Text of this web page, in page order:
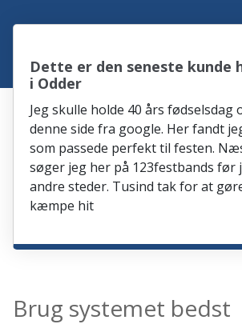
Dette er den seneste kunde
i Odder
Jeg skulle holde 40 års fødselsdag
denne side fra google. Her fandt
som passede perfekt til festen.
søger jeg her på 123festbands før
andre steder. Tusind tak for at
kæmpe hit
Brug systemet bedst